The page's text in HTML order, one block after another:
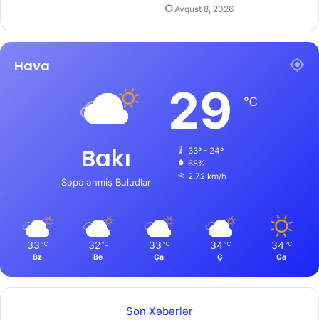
Avqust 8, 2026
Hava
Bakı
Səpələnmiş Buludlar
29 ℃
33º - 24º
68%
2.72 km/h
33 ℃
Bz
32 ℃
Be
33 ℃
Ça
34 ℃
Ç
34 ℃
Ca
Son Xəbərlər